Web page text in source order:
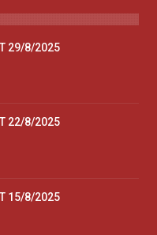
29/8/2025
22/8/2025
15/8/2025